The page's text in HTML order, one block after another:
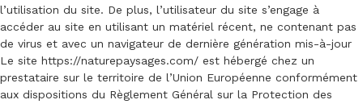
l’utilisation du site. De plus, l’utilisateur du site s’engage à
accéder au site en utilisant un matériel récent, ne contenant pas
de virus et avec un navigateur de dernière génération mis-à-jour
Le site https://naturepaysages.com/ est hébergé chez un
prestataire sur le territoire de l’Union Européenne conformément
aux dispositions du Règlement Général sur la Protection des